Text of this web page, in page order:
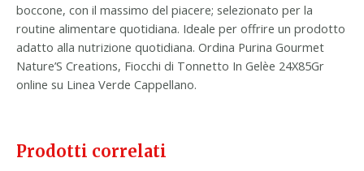
boccone, con il massimo del piacere; selezionato per la
routine alimentare quotidiana. Ideale per offrire un prodotto
adatto alla nutrizione quotidiana. Ordina Purina Gourmet
Nature’S Creations, Fiocchi di Tonnetto In Gelèe 24X85Gr
online su Linea Verde Cappellano.
Prodotti correlati